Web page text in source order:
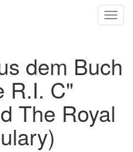
dem Buch
R.I. C"
The Royal